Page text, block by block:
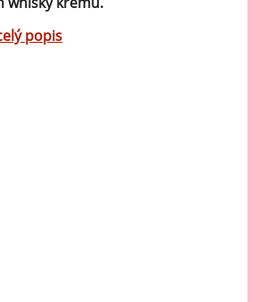
pasty
popis